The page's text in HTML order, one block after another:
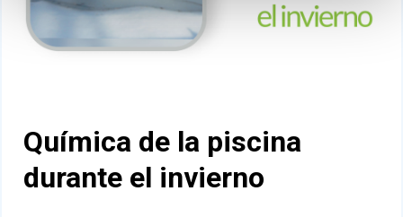
Química de la piscina
durante el invierno